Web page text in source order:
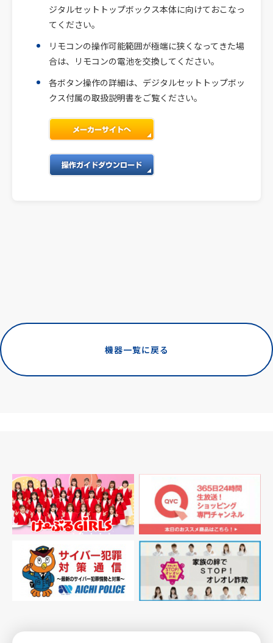
ジタルセットトップボックス本体に向けておこなっ
てください。
リモコンの操作可能範囲が極端に狭くなってきた場
合は、リモコンの電池を交換してください。
各ボタン操作の詳細は、デジタルセットトップボッ
クス付属の取扱説明書をご覧ください。
機器一覧に戻る